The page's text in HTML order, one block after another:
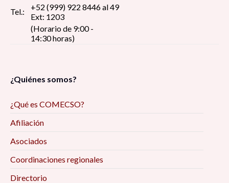
Tel.:
+52 (999) 922 8446 al 49
Ext: 1203
(Horario de 9:00 -
14:30 horas)
¿Quiénes somos?
¿Qué es COMECSO?
Afiliación
Asociados
Coordinaciones regionales
Directorio